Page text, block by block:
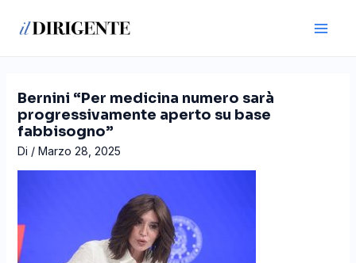
Bernini “Per medicina numero sarà
progressivamente aperto su base
fabbisogno”
Di / Marzo 28, 2025
articoli